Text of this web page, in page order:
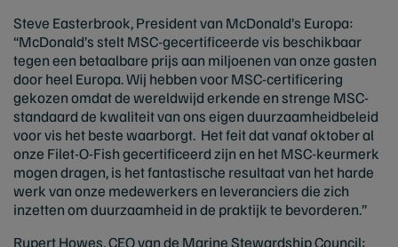
Steve Easterbrook, President van McDonald’s Europa:
“McDonald’s stelt MSC-gecertificeerde vis beschikbaar
tegen een betaalbare prijs aan miljoenen van onze gasten
door heel Europa. Wij hebben voor MSC-certificering
gekozen omdat de wereldwijd erkende en strenge MSC-
standaard de kwaliteit van ons eigen duurzaamheidbeleid
voor vis het beste waarborgt. Het feit dat vanaf oktober al
onze Filet-O-Fish gecertificeerd zijn en het MSC-keurmerk
mogen dragen, is het fantastische resultaat van het harde
werk van onze medewerkers en leveranciers die zich
inzetten om duurzaamheid in de praktijk te bevorderen.”
Rupert Howes, CEO van de Marine Stewardship Council: